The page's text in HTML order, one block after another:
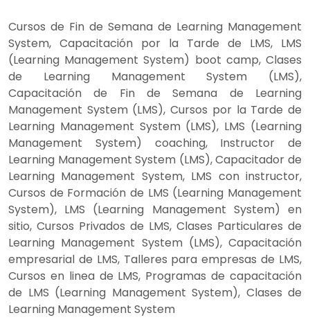
Cursos de Fin de Semana de Learning Management
System, Capacitación por la Tarde de LMS, LMS
(Learning Management System) boot camp, Clases
de Learning Management System (LMS),
Capacitación de Fin de Semana de Learning
Management System (LMS), Cursos por la Tarde de
Learning Management System (LMS), LMS (Learning
Management System) coaching, Instructor de
Learning Management System (LMS), Capacitador de
Learning Management System, LMS con instructor,
Cursos de Formación de LMS (Learning Management
System), LMS (Learning Management System) en
sitio, Cursos Privados de LMS, Clases Particulares de
Learning Management System (LMS), Capacitación
empresarial de LMS, Talleres para empresas de LMS,
Cursos en linea de LMS, Programas de capacitación
de LMS (Learning Management System), Clases de
Learning Management System